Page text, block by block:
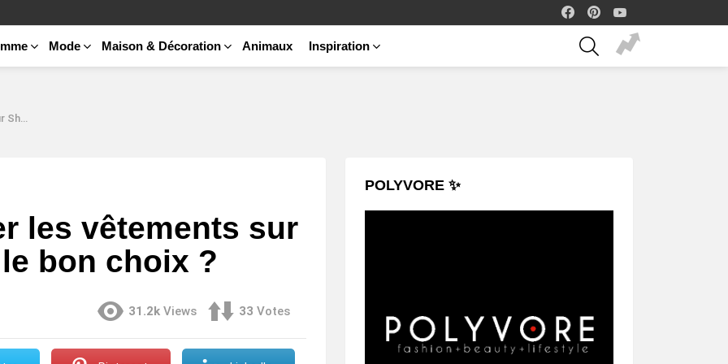
facebook
Mode Maison & Décoration Animaux Inspiration
SEARCH
?
les vêtements sur
bon choix ?
31.2k Views 33 Votes
POLYVORE ✨